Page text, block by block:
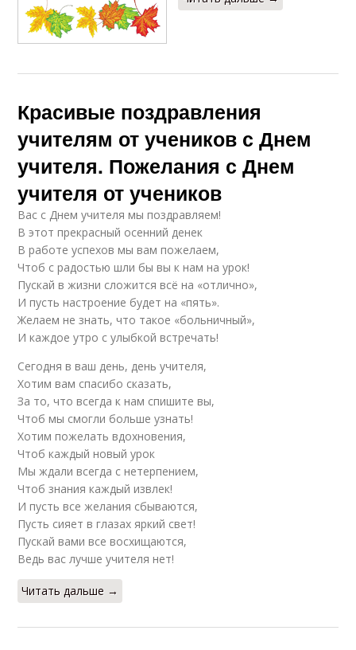
Красивые поздравления
учителям от учеников с Днем
учителя. Пожелания с Днем
учителя от учеников
Вас с Днем учителя мы поздравляем!
В этот прекрасный осенний денек
В работе успехов мы вам пожелаем,
Чтоб с радостью шли бы вы к нам на урок!
Пускай в жизни сложится всё на «отлично»,
И пусть настроение будет на «пять».
Желаем не знать, что такое «больничный»,
И каждое утро с улыбкой встречать!
Сегодня в ваш день, день учителя,
Хотим вам спасибо сказать,
За то, что всегда к нам спишите вы,
Чтоб мы смогли больше узнать!
Хотим пожелать вдохновения,
Чтоб каждый новый урок
Мы ждали всегда с нетерпением,
Чтоб знания каждый извлек!
И пусть все желания сбываются,
Пусть сияет в глазах яркий свет!
Пускай вами все восхищаются,
Ведь вас лучше учителя нет!
Читать дальше →